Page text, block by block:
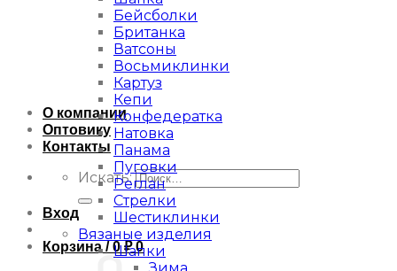
О компании
Оптовику
Контакты
Искать:
Вход
Корзина /0₽ 0
Бейсболки
Британка
Ватсоны
Восьмиклинки
Картуз
Кепи
Конфедератка
Натовка
Панама
Пуговки
Реглан
Стрелки
Шестиклинки
Вязаные изделия
Шапки